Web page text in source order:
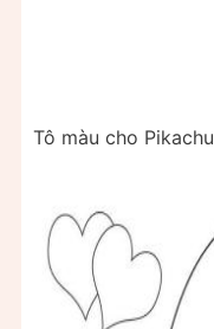
Tô màu cho Pikachu